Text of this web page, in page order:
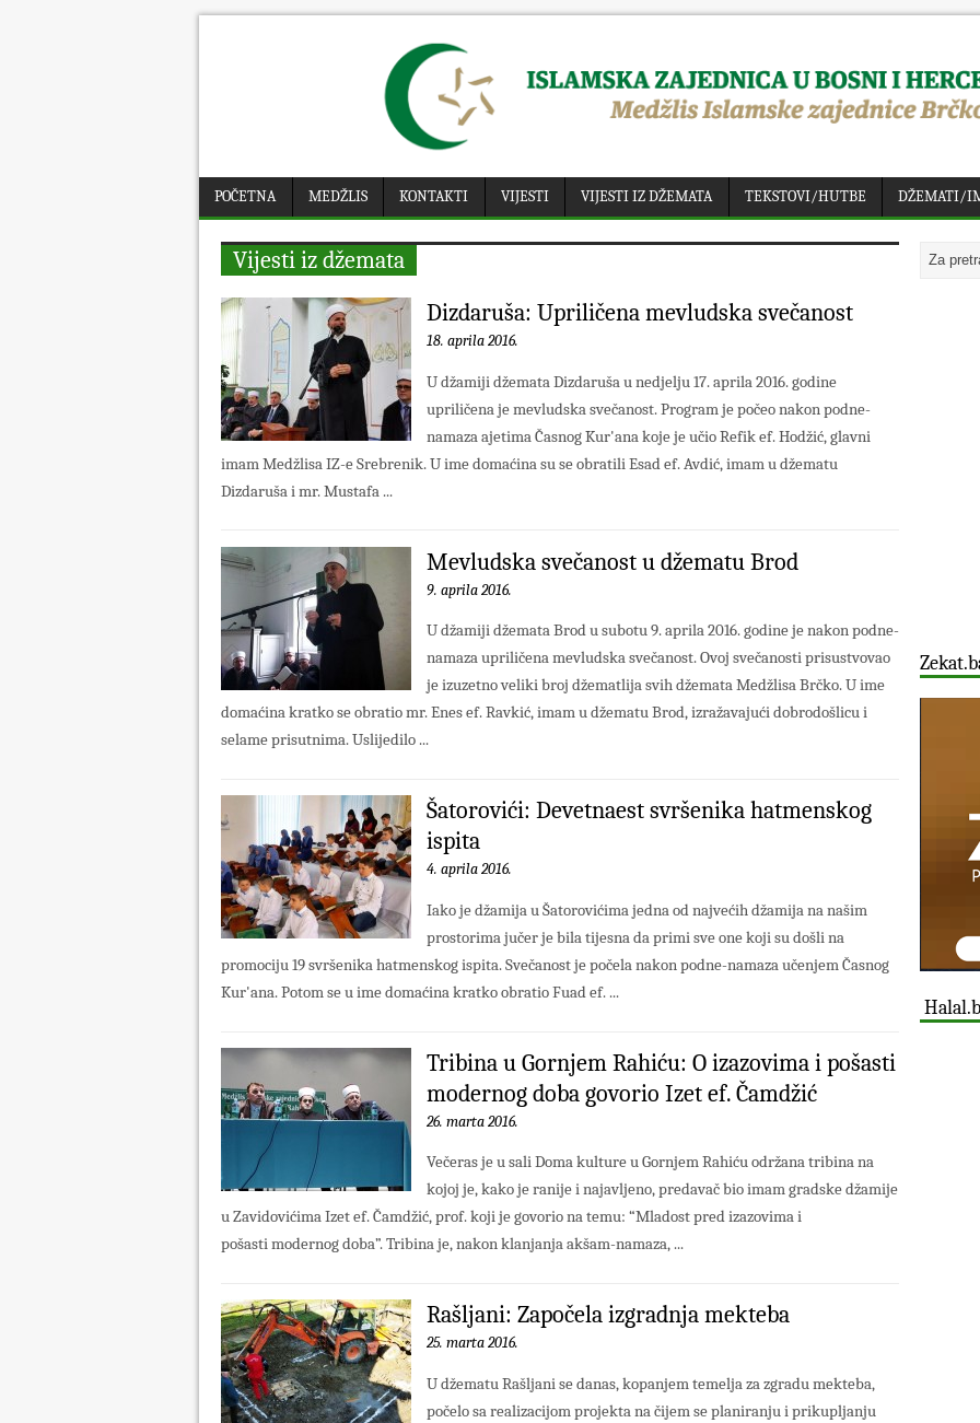
POČETNA MEDŽLIS KONTAKTI VIJESTI VIJESTI IZ DŽEMATA TEKSTOVI/HUTBE DŽEMATI/
Vijesti iz džemata
Dizdaruša: Upriličena mevludska svečanost
18. aprila 2016.
U džamiji džemata Dizdaruša u nedjelju 17. aprila 2016. godine
upriličena je mevludska svečanost. Program je počeo nakon podne-
namaza ajetima Časnog Kur'ana koje je učio Refik ef. Hodžić, glavni
imam Medžlisa IZ-e Srebrenik. U ime domaćina su se obratili Esad ef. Avdić, imam u džematu
Dizdaruša i mr. Mustafa ...
Mevludska svečanost u džematu Brod
9. aprila 2016.
U džamiji džemata Brod u subotu 9. aprila 2016. godine je nakon podne-
namaza upriličena mevludska svečanost. Ovoj svečanosti prisustvovao
je izuzetno veliki broj džematlija svih džemata Medžlisa Brčko. U ime
domaćina kratko se obratio mr. Enes ef. Ravkić, imam u džematu Brod, izražavajući dobrodošlicu i
selame prisutnima. Uslijedilo ...
Šatorovići: Devetnaest svršenika hatmenskog
ispita
4. aprila 2016.
Iako je džamija u Šatorovićima jedna od najvećih džamija na našim
prostorima jučer je bila tijesna da primi sve one koji su došli na
promociju 19 svršenika hatmenskog ispita. Svečanost je počela nakon podne-namaza učenjem Časnog
Kur'ana. Potom se u ime domaćina kratko obratio Fuad ef. ...
Tribina u Gornjem Rahiću: O izazovima i pošasti
modernog doba govorio Izet ef. Čamdžić
26. marta 2016.
Večeras je u sali Doma kulture u Gornjem Rahiću održana tribina na
kojoj je, kako je ranije i najavljeno, predavač bio imam gradske džamije
u Zavidovićima Izet ef. Čamdžić, prof. koji je govorio na temu: “Mladost pred izazovima i
pošasti modernog doba”. Tribina je, nakon klanjanja akšam-namaza, ...
Rašljani: Započela izgradnja mekteba
25. marta 2016.
U džematu Rašljani se danas, kopanjem temelja za zgradu mekteba,
počelo sa realizacijom projekta na čijem se planiranju i prikupljanju